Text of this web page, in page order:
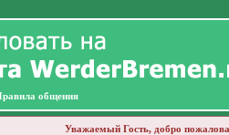
общения
Уважаемый Гость, добро